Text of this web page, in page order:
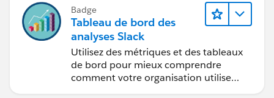
Badge
Tableau de bord des
analyses Slack
Utilisez des métriques et des tableaux
de bord pour mieux comprendre
comment votre organisation utilise
Slack.